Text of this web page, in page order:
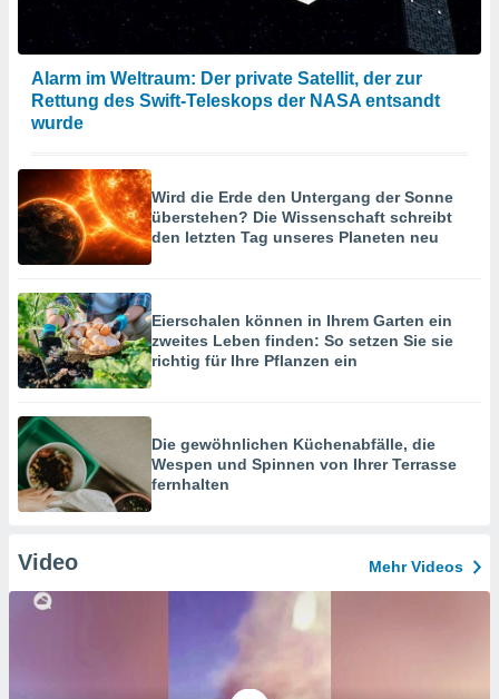
Alarm im Weltraum: Der private Satellit, der zur
Rettung des Swift-Teleskops der NASA entsandt
wurde
Wird die Erde den Untergang der Sonne
überstehen? Die Wissenschaft schreibt
den letzten Tag unseres Planeten neu
Eierschalen können in Ihrem Garten ein
zweites Leben finden: So setzen Sie sie
richtig für Ihre Pflanzen ein
Die gewöhnlichen Küchenabfälle, die
Wespen und Spinnen von Ihrer Terrasse
fernhalten
Video Mehr Videos